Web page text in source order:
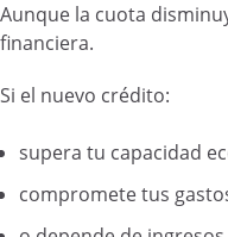
Aunque la cuota
financiera.
Si el nuevo crédito:
supera tu capacidad
compromete tus